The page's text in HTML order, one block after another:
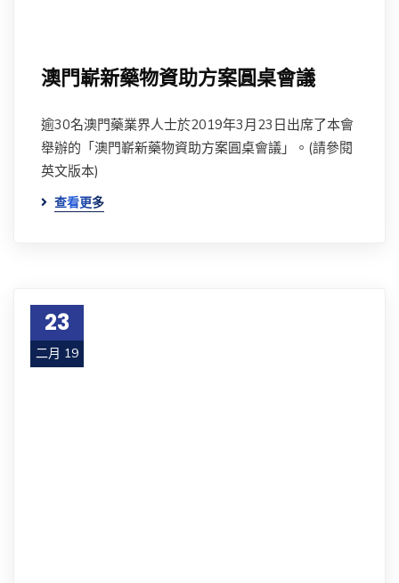
澳門嶄新藥物資助方案圓桌會議
逾30名澳門藥業界人士於2019年3月23日出席了本會
舉辦的「澳門嶄新藥物資助方案圓桌會議」。(請參閱
英文版本)
查看更多
23
二月 19